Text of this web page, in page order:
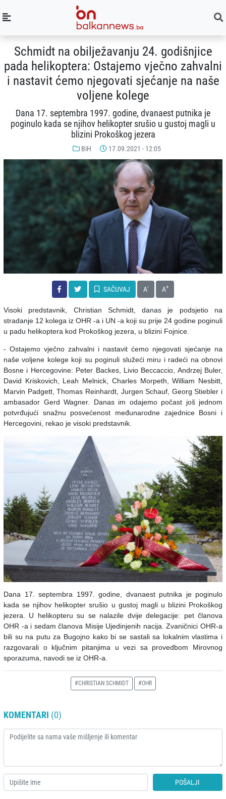
Schmidt na obilježavanju 24. godišnjice
pada helikoptera: Ostajemo vječno zahvalni
i nastavit ćemo njegovati sjećanje na naše
voljene kolege
Dana 17. septembra 1997. godine, dvanaest putnika je
poginulo kada se njihov helikopter srušio u gustoj magli u
blizini Prokoškog jezera
BiH 17.09.2021 - 12:05
SAČUVAJ A- A+
Visoki predstavnik, Christian Schmidt, danas je podsjetio na
stradanje 12 kolega iz OHR -a i UN -a koji su prije 24 godine poginuli
u padu helikoptera kod Prokoškog jezera, u blizini Fojnice.
- Ostajemo vječno zahvalni i nastavit ćemo njegovati sjećanje na
naše voljene kolege koji su poginuli služeći miru i radeći na obnovi
Bosne i Hercegovine: Peter Backes, Livio Beccaccio, Andrzej Buler,
David Kriskovich, Leah Melnick, Charles Morpeth, William Nesbitt,
Marvin Padgett, Thomas Reinhardt, Jurgen Schauf, Georg Stiebler i
ambasador Gerd Wagner. Danas im odajemo počast još jednom
potvrđujući snažnu posvećenost međunarodne zajednice Bosni i
Hercegovini, rekao je visoki predstavnik.
Dana 17. septembra 1997. godine, dvanaest putnika je poginulo
kada se njihov helikopter srušio u gustoj magli u blizini Prokoškog
jezera. U helikopteru su se nalazile dvije delegacije: pet članova
OHR -a i sedam članova Misije Ujedinjenih nacija. Zvaničnici OHR-a
bili su na putu za Bugojno kako bi se sastali sa lokalnim vlastima i
razgovarali o ključnim pitanjima u vezi sa provedbom Mirovnog
sporazuma, navodi se iz OHR-a.
#CHRISTIAN SCHMIDT #OHR
KOMENTARI (0)
POŠALJI